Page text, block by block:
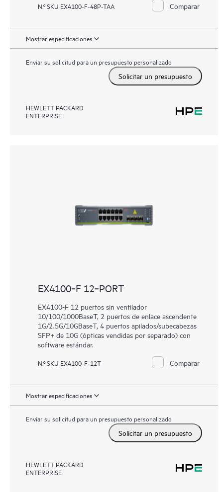
N.º SKU EX4100-F-48P-TAA Comparar
Mostrar especificaciones
Enviar su solicitud para un presupuesto personalizado
Solicitar un presupuesto
HEWLETT PACKARD
ENTERPRISE
EX4100‑F 12‑PORT
EX4100-F 12 puertos sin ventilador
10/100/1000BaseT, 2 puertos de enlace ascendente
1G/2.5G/10GBaseT, 4 puertos apilados/subecabezas
SFP+ de 10G (ópticas vendidas por separado) con
software estándar.
N.º SKU EX4100-F-12T Comparar
Mostrar especificaciones
Enviar su solicitud para un presupuesto personalizado
Solicitar un presupuesto
HEWLETT PACKARD
ENTERPRISE